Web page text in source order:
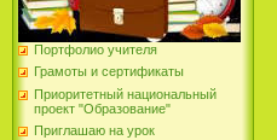
Портфолио учителя
Грамоты и сертификаты
Приоритетный национальный
проект "Образование"
Приглашаю на урок